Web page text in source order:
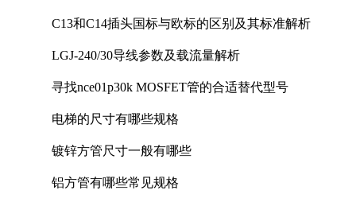
C13和C14插头国标与欧标的区别及其标准解析
LGJ-240/30导线参数及载流量解析
寻找nce01p30k MOSFET管的合适替代型号
电梯的尺寸有哪些规格
镀锌方管尺寸一般有哪些
铝方管有哪些常见规格